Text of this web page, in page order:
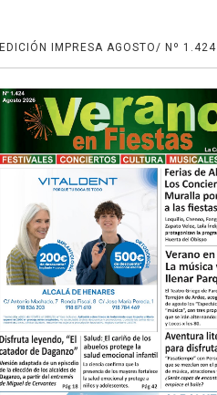
EDICIÓN IMPRESA AGOSTO/ Nº 1.424